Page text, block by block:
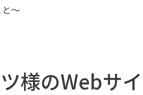
〜
様のWebサ